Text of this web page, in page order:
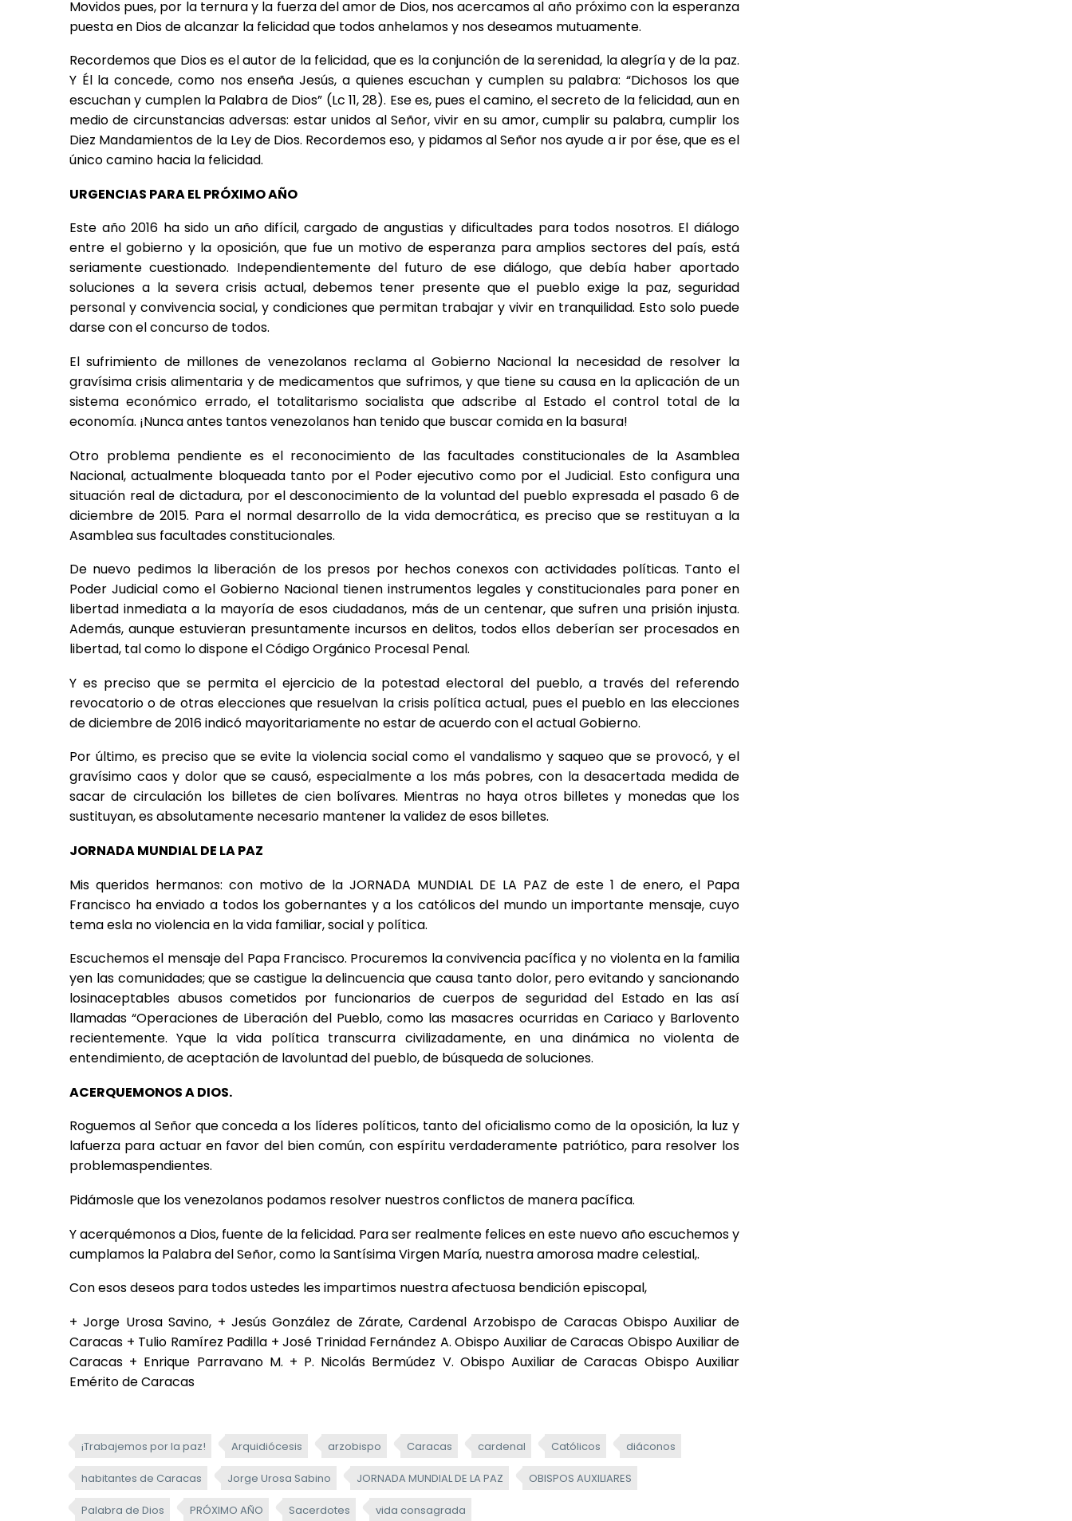
Movidos pues, por la ternura y la fuerza del amor de Dios, nos acercamos al año próximo con la esperanza
puesta en Dios de alcanzar la felicidad que todos anhelamos y nos deseamos mutuamente.
Recordemos que Dios es el autor de la felicidad, que es la conjunción de la serenidad, la alegría y de la paz.
Y Él la concede, como nos enseña Jesús, a quienes escuchan y cumplen su palabra: “Dichosos los que
escuchan y cumplen la Palabra de Dios” (Lc 11, 28). Ese es, pues el camino, el secreto de la felicidad, aun en
medio de circunstancias adversas: estar unidos al Señor, vivir en su amor, cumplir su palabra, cumplir los
Diez Mandamientos de la Ley de Dios. Recordemos eso, y pidamos al Señor nos ayude a ir por ése, que es el
único camino hacia la felicidad.
URGENCIAS PARA EL PRÓXIMO AÑO
Este año 2016 ha sido un año difícil, cargado de angustias y dificultades para todos nosotros. El diálogo
entre el gobierno y la oposición, que fue un motivo de esperanza para amplios sectores del país, está
seriamente cuestionado. Independientemente del futuro de ese diálogo, que debía haber aportado
soluciones a la severa crisis actual, debemos tener presente que el pueblo exige la paz, seguridad
personal y convivencia social, y condiciones que permitan trabajar y vivir en tranquilidad. Esto solo puede
darse con el concurso de todos.
El sufrimiento de millones de venezolanos reclama al Gobierno Nacional la necesidad de resolver la
gravísima crisis alimentaria y de medicamentos que sufrimos, y que tiene su causa en la aplicación de un
sistema económico errado, el totalitarismo socialista que adscribe al Estado el control total de la
economía. ¡Nunca antes tantos venezolanos han tenido que buscar comida en la basura!
Otro problema pendiente es el reconocimiento de las facultades constitucionales de la Asamblea
Nacional, actualmente bloqueada tanto por el Poder ejecutivo como por el Judicial. Esto configura una
situación real de dictadura, por el desconocimiento de la voluntad del pueblo expresada el pasado 6 de
diciembre de 2015. Para el normal desarrollo de la vida democrática, es preciso que se restituyan a la
Asamblea sus facultades constitucionales.
De nuevo pedimos la liberación de los presos por hechos conexos con actividades políticas. Tanto el
Poder Judicial como el Gobierno Nacional tienen instrumentos legales y constitucionales para poner en
libertad inmediata a la mayoría de esos ciudadanos, más de un centenar, que sufren una prisión injusta.
Además, aunque estuvieran presuntamente incursos en delitos, todos ellos deberían ser procesados en
libertad, tal como lo dispone el Código Orgánico Procesal Penal.
Y es preciso que se permita el ejercicio de la potestad electoral del pueblo, a través del referendo
revocatorio o de otras elecciones que resuelvan la crisis política actual, pues el pueblo en las elecciones
de diciembre de 2016 indicó mayoritariamente no estar de acuerdo con el actual Gobierno.
Por último, es preciso que se evite la violencia social como el vandalismo y saqueo que se provocó, y el
gravísimo caos y dolor que se causó, especialmente a los más pobres, con la desacertada medida de
sacar de circulación los billetes de cien bolívares. Mientras no haya otros billetes y monedas que los
sustituyan, es absolutamente necesario mantener la validez de esos billetes.
JORNADA MUNDIAL DE LA PAZ
Mis queridos hermanos: con motivo de la JORNADA MUNDIAL DE LA PAZ de este 1 de enero, el Papa
Francisco ha enviado a todos los gobernantes y a los católicos del mundo un importante mensaje, cuyo
tema esla no violencia en la vida familiar, social y política.
Escuchemos el mensaje del Papa Francisco. Procuremos la convivencia pacífica y no violenta en la familia
yen las comunidades; que se castigue la delincuencia que causa tanto dolor, pero evitando y sancionando
losinaceptables abusos cometidos por funcionarios de cuerpos de seguridad del Estado en las así
llamadas “Operaciones de Liberación del Pueblo, como las masacres ocurridas en Cariaco y Barlovento
recientemente. Yque la vida política transcurra civilizadamente, en una dinámica no violenta de
entendimiento, de aceptación de lavoluntad del pueblo, de búsqueda de soluciones.
ACERQUEMONOS A DIOS.
Roguemos al Señor que conceda a los líderes políticos, tanto del oficialismo como de la oposición, la luz y
lafuerza para actuar en favor del bien común, con espíritu verdaderamente patriótico, para resolver los
problemaspendientes.
Pidámosle que los venezolanos podamos resolver nuestros conflictos de manera pacífica.
Y acerquémonos a Dios, fuente de la felicidad. Para ser realmente felices en este nuevo año escuchemos y
cumplamos la Palabra del Señor, como la Santísima Virgen María, nuestra amorosa madre celestial,.
Con esos deseos para todos ustedes les impartimos nuestra afectuosa bendición episcopal,
+ Jorge Urosa Savino, + Jesús González de Zárate, Cardenal Arzobispo de Caracas Obispo Auxiliar de
Caracas + Tulio Ramírez Padilla + José Trinidad Fernández A. Obispo Auxiliar de Caracas Obispo Auxiliar de
Caracas + Enrique Parravano M. + P. Nicolás Bermúdez V. Obispo Auxiliar de Caracas Obispo Auxiliar
Emérito de Caracas
¡Trabajemos por la paz! Arquidiócesis arzobispo Caracas cardenal Católicos diáconos
habitantes de Caracas Jorge Urosa Sabino JORNADA MUNDIAL DE LA PAZ OBISPOS AUXILIARES
Palabra de Dios PRÓXIMO AÑO Sacerdotes vida consagrada